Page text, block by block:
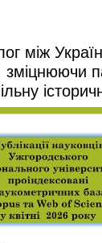
між
зміцнюючи